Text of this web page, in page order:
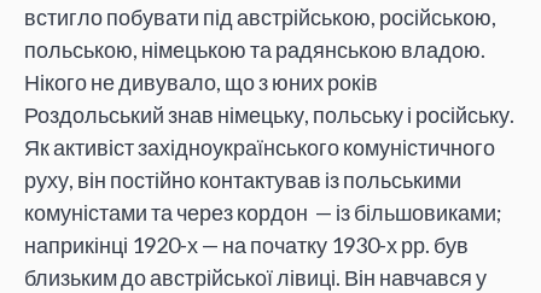
встигло побувати під австрійською, російською,
польською, німецькою та радянською владою.
Нікого не дивувало, що з юних років
Роздольський знав німецьку, польську і російську.
Як активіст західноукраїнського комуністичного
руху, він постійно контактував із польськими
комуністами та через кордон — із більшовиками;
наприкінці 1920-х — на початку 1930-х рр. був
близьким до австрійської лівиці. Він навчався у